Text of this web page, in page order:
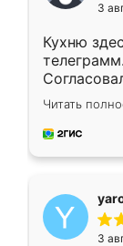
3
Кухню
недели
довольны
мебель за
Читать
3